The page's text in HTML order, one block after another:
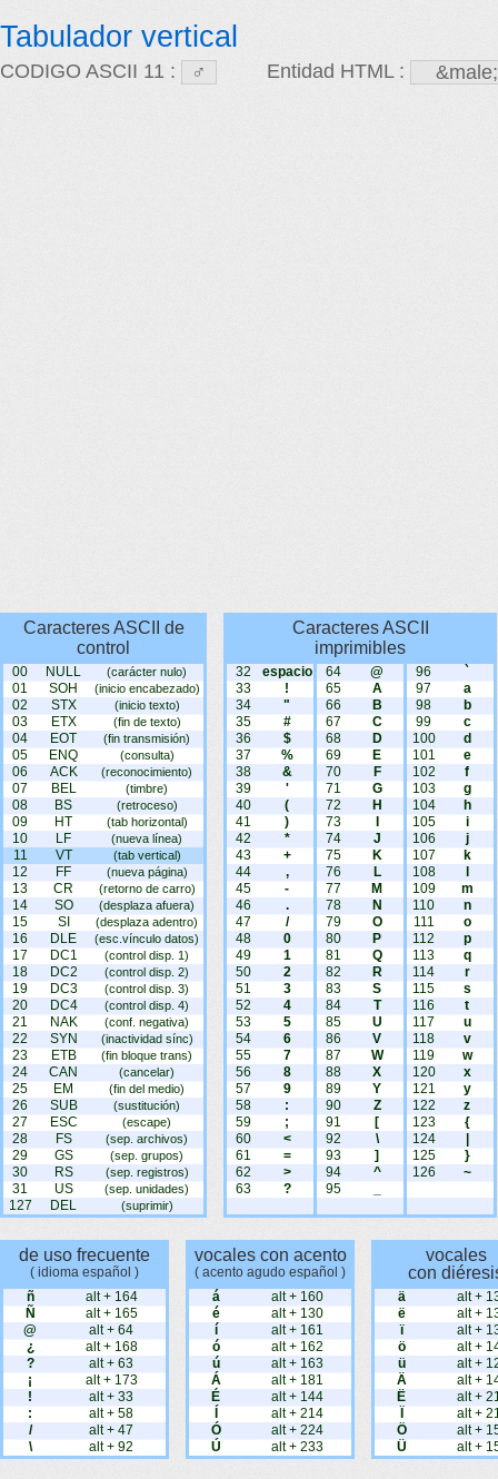
Tabulador vertical
CODIGO ASCII 11 : Entidad HTML :
Caracteres ASCII de
control
00 NULL (carácter nulo)
01 SOH (inicio encabezado)
02 STX (inicio texto)
03 ETX (fin de texto)
04 EOT (fin transmisión)
05 ENQ (consulta)
06 ACK (reconocimiento)
07 BEL (timbre)
08 BS (retroceso)
09 HT (tab horizontal)
10 LF (nueva línea)
11 VT (tab vertical)
12 FF (nueva página)
13 CR (retorno de carro)
14 SO (desplaza afuera)
15 SI (desplaza adentro)
16 DLE (esc.vínculo datos)
17 DC1 (control disp. 1)
18 DC2 (control disp. 2)
19 DC3 (control disp. 3)
20 DC4 (control disp. 4)
21 NAK (conf. negativa)
22 SYN (inactividad sínc)
23 ETB (fin bloque trans)
24 CAN (cancelar)
25 EM (fin del medio)
26 SUB (sustitución)
27 ESC (escape)
28 FS (sep. archivos)
29 GS (sep. grupos)
30 RS (sep. registros)
31 US (sep. unidades)
127 DEL (suprimir)
Caracteres ASCII
imprimibles
32
espacio
33
!
34
"
35
#
36
$
37
%
38
&
39
'
40
(
41
)
42
*
43
+
44
,
45
-
46
.
47
/
48
0
49
1
50
2
51
3
52
4
53
5
54
6
55
7
56
8
57
9
58
:
59
;
60
<
61
=
62
>
63
?
64
@
65
A
66
B
67
C
68
D
69
E
70
F
71
G
72
H
73
74
J
75
K
76
L
77
M
78
N
79
O
80
P
81
Q
82
R
83
S
84
T
85
U
86
V
87
W
88
X
89
Y
90
Z
91
[
92
\
93
]
94
^
95
96
`
97
a
98
b
99
c
100
d
101
e
102
f
103
g
104
h
105
i
106
j
107
k
108
109
m
110
n
111
o
112
p
113
q
114
r
115
s
116
t
117
u
118
v
119
w
120
x
121
y
122
z
123
{
124
125
}
126
~
de uso frecuente
( idioma español )
ñ
alt + 164
Ñ
alt + 165
@
alt + 64
¿
alt + 168
?
alt + 63
¡
alt + 173
!
alt + 33
:
alt + 58
/
alt + 47
\
alt + 92
vocales con acento
( acento agudo español )
á
alt + 160
é
alt + 130
í
alt + 161
ó
alt + 162
ú
alt + 163
Á
alt + 181
É
alt + 144
alt + 214
Ó
alt + 224
Ú
alt + 233
vocales
con
ä
alt +
ë
alt +
ï
alt +
ö
alt +
ü
alt +
Ä
alt +
Ë
alt +
alt +
Ö
alt +
Ü
alt +